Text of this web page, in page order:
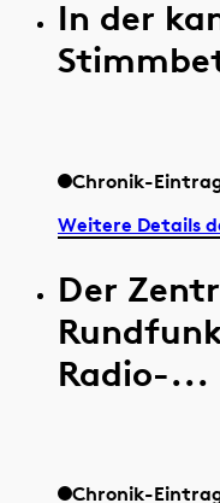
In der
Chronik-
Weitere Details
Der
Radio-...
Chronik-